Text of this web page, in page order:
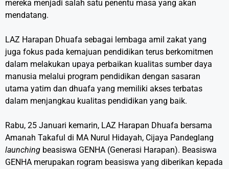
mereka menjadi salah satu penentu masa yang akan
mendatang.
LAZ Harapan Dhuafa sebagai lembaga amil zakat yang
juga fokus pada kemajuan pendidikan terus berkomitmen
dalam melakukan upaya perbaikan kualitas sumber daya
manusia melalui program pendidikan dengan sasaran
utama yatim dan dhuafa yang memiliki akses terbatas
dalam menjangkau kualitas pendidikan yang baik.
Rabu, 25 Januari kemarin, LAZ Harapan Dhuafa bersama
Amanah Takaful di MA Nurul Hidayah, Cijaya Pandeglang
launching beasiswa GENHA (Generasi Harapan). Beasiswa
GENHA merupakan rogram beasiswa yang diberikan kepada